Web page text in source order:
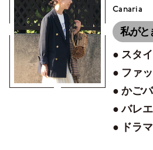
Canaria
私がと
スタ
ファ
かご
バレ
ドラマ